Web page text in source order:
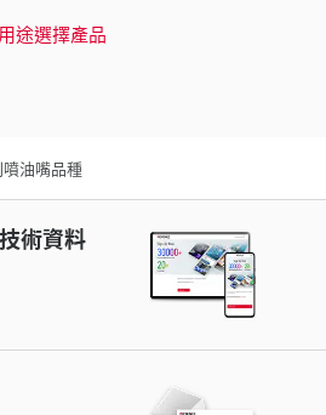
途選擇產品
油嘴品種
術資料